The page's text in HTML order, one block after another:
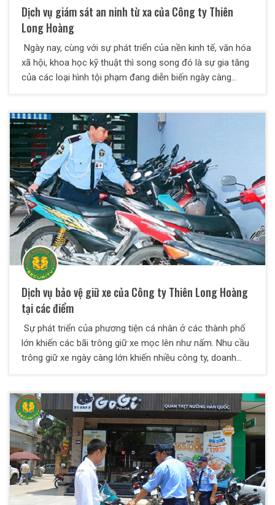
Dịch vụ giám sát an ninh từ xa của Công ty Thiên
Long Hoàng
Ngày nay, cùng với sự phát triển của nền kinh tế, văn hóa
xã hội, khoa học kỹ thuật thì song song đó là sự gia tăng
của các loại hình tội phạm đang diễn biến ngày càng
Mục tiêu mà các đối tượng trộm cắp này nhắm đến chủ
yếu vẫn là các ngân hàng, tiệm vàng, trung tâm thương
mại, cơ quan, nhà máy, khu công nghiệp, biệt thự, nhà
riêng…Ngoài ra thì nguy cơ cháy vẫn còn tiềm ẩn đối với
bất kỳ công trình nào.
Dịch vụ bảo vệ giữ xe của Công ty Thiên Long Hoàng
tại các điểm
Sự phát triển của phương tiện cá nhân ở các thành phố
lớn khiến các bãi trông giữ xe mọc lên như nấm. Nhu cầu
trông giữ xe ngày càng lớn khiến nhiều công ty, doanh
trông giữ xe của Công ty bảo vệ Thiên Long Hoàng ra đời
từ nhu cầu bức thiết đó.